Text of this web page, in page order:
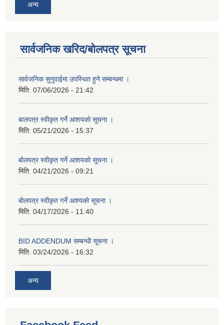
अन्य
सार्वजनिक खरिद/बोलपत्र सूचना
सार्वजनिक सुनुवाईमा उपस्थित हुने सम्बन्धमा ।
मिति: 07/06/2026 - 21:42
बालपत्र स्वीकृत गर्ने आशयको सूचना ।
मिति: 05/21/2026 - 15:37
बोलपत्र स्वीकृत गर्ने आशयको सूचना ।
मिति: 04/21/2026 - 09:21
बोलपत्र स्वीकृत गर्ने आश्यको सूचना ।
मिति: 04/17/2026 - 11:40
BID ADDENDUM सम्बन्धी सूचना ।
मिति: 03/24/2026 - 16:32
अन्य